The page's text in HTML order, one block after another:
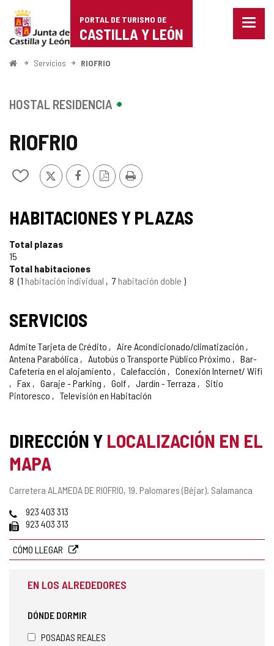
Portal
de
Turismo
Castilla
León
PORTAL DE TURISMO DE
CASTILLA Y LEÓN
Menu
InicioServicios RIOFRIO
RIOFRIO
Añadir/quitar
cuadernos
X FacebookVersión
PDF
Imprimir
HOSTAL RESIDENCIA
HABITACIONES Y PLAZAS
Total plazas
15
Total habitaciones
8
1 habitación individual 7 habitación doble
SERVICIOS
Admite Tarjeta de Crédito
Aire Acondicionado/climatización
Antena Parabólica
Autobús o Transporte Público Próximo
Bar-
Cafetería en el alojamiento
Calefacción
Conexión Internet/ Wifi
Fax
Garaje - Parking Golf Jardín - Terraza
Sitio
Pintoresco
Televisión en Habitación
DIRECCIÓN Y LOCALIZACIÓN EN EL
MAPA
Dirección
Carretera ALAMEDA DE RIOFRIO, 19. Palomares (Béjar). Salamanca
Teléfonos
923 403 313
Fax 923 403 313
CÓMO LLEGAR
EN LOS ALREDEDORES
DÓNDE DORMIR
POSADAS REALES